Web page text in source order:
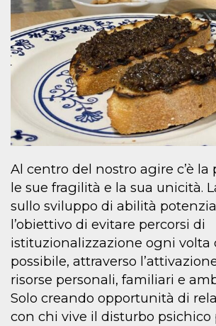
Al centro del nostro agire c’è la
le sue fragilità e la sua unicità.
sullo sviluppo di abilità
l’obiettivo di evitare percorsi di
istituzionalizzazione ogni volta
possibile, attraverso
risorse personali, familiari e
Solo creando opportunità di
con chi vive il disturbo psichico